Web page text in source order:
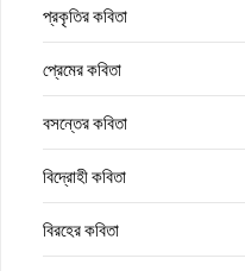
প্রকৃতির কবিতা
প্রেমের কবিতা
বসন্তের কবিতা
বিদ্রোহী কবিতা
বিরহের কবিতা